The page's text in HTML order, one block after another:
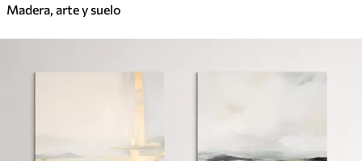
Madera, arte y suelo